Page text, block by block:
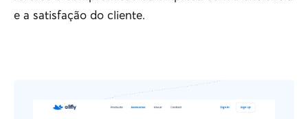
e a satisfação do cliente.